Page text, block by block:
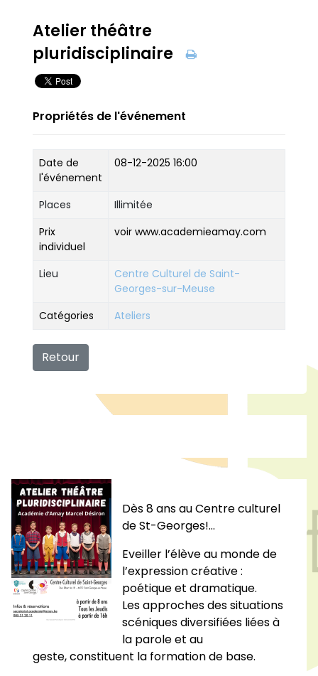
Dès 8 ans au Centre culturel
de St-Georges!…
Eveiller l’élève au monde de
l’expression créative :
poétique et dramatique.
Les approches des situations
scéniques diversifiées liées à
la parole et au
geste, constituent la formation de base.
Atelier théâtre
pluridisciplinaire
Propriétés de l'événement
Date de
l'événement
08-12-2025 16:00
Places
Illimitée
Prix
individuel
voir www.academieamay.com
Lieu
Centre Culturel de Saint-
Georges-sur-Meuse
Catégories
Ateliers
Retour